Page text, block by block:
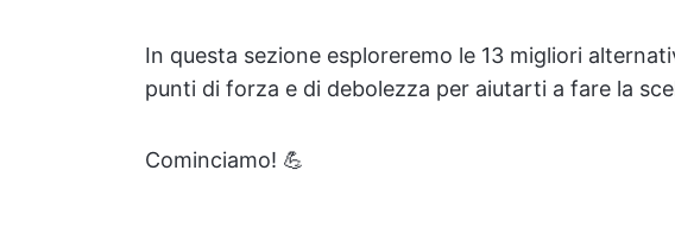
In questa sezione esploreremo le 13 migliori
punti di forza e di debolezza per aiutarti a fare la
Cominciamo! 💪